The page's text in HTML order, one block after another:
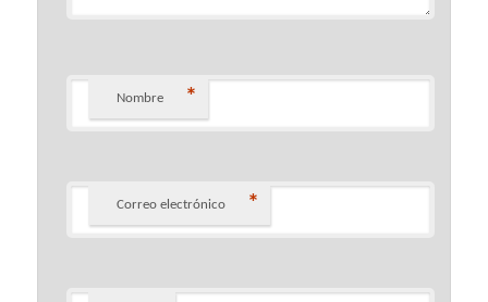
Nombre *
Correo electrónico *